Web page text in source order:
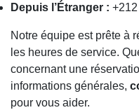
Depuis l’Étranger :
Notre équipe est prête à
les heures de service.
concernant une
informations générales,
pour vous aider.